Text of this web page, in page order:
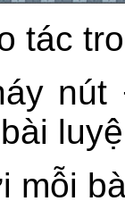
tác
nút
mỗi